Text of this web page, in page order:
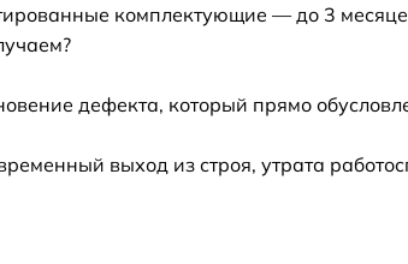
216-104 от
комплектующие — до 3
дефекта, который прямо
выход из строя, утрата